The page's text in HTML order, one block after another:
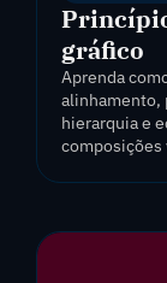
gráfico
Aprenda
alinhamento,
hierarquia e
composições